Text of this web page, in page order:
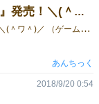
祝『宇宙戦艦開発大戦』発売！＼(＾ワ＾)／
祝
『宇宙戦艦開発大戦』発売！＼(＾ワ＾)／ （ゲームマーケット２０１８秋出品作品です♪） (あんちっくサイトの[カードゲーム]ページの[C20]の商品として販売中♪説明書も公開！) （Ｂｏｏｔｈでも発売中♪） ２～４人 約６０～９０分 税込１２００円(送料360円レターパック) 開発メインの重量級ミリタリーカードゲームです♪＼(＾ワ＾) 各国３艘の宇宙戦艦を開発して太陽系の覇権を争います♪(＾＾)＜太陽系占領戦！ 宇宙戦艦の開発ではパーツカードだけでなく、キャラクターカードも登場します♪ （パーツを操作できる人がいないと、パーツは機能しません！＼(＞＜)) また、戦艦を進軍せずに温存すると次ターンにもらえる ミリタリーカード(パーツカード、キャラクターカードの総称)が増えるので、 温存作戦や漁夫の利作戦も♪ｄ(＾皿＾) ちなみに過去作品「ミリタリー開発大戦」の姉妹品でもあり、 幾つかルールに共通点があります♪d(＾＾)＜分かりやすい！ また比較すると以下の点で遊びやすくなっています♪ｄ(＾＾) ・ルールの簡略化 ・時間短縮(さらに圧縮してスリリングな展開♪) ・進軍マーカーの採用(兵力投入時の同時出しがやりやすい♪) ・温存ルール採用(巻き返しを狙いやすい！) ・プレイシートの標準装備 ゲームマーケットなどで販売される箱仕様はこちら♪ (＾＾)＜充実のコンポーネントです♪ (郵送の場合は、レや―パックに収納する都合上、ファイルケース仕様となります。) カテゴリー： ｜2018年9月19日
あんちっく
2018/9/20 0:54